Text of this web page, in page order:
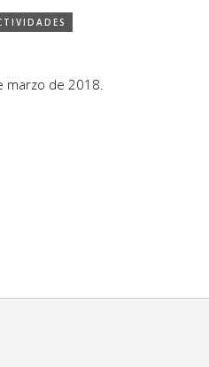
marzo de 2018.